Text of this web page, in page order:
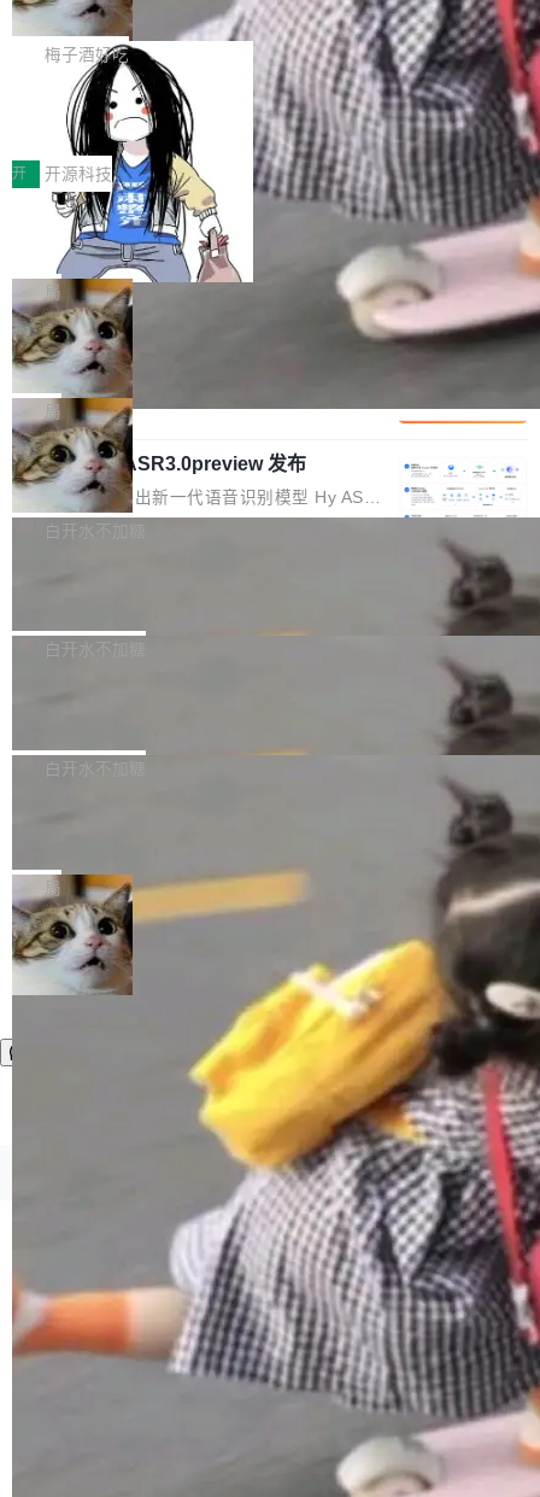
但对于金融、能源、医疗等对数据安全要求较...
Token花在哪里、算力是否被充分利用，以及持
续增长的AI成本该如何优化。 深信服AI算力网关
正是围绕这些实际问题，从Token治理和成本治
理两个方面，让用户的每一份算力都看得清、管
得住、用得稳、省得下、更安全！ 一、从现在开
始，Token使用一目...
不是一个人走。一同离开的还有 Sanjay Ghema
wat（Google 员工编号 23，Jeff Dean 二十多
年的编程搭档，MapReduce 和 Bigtable 的共同
作者）、Quoc Le（Google 大脑核心成员，Se
q2Seq 和 DocAI 的共同发明人）以及 Oriol Vin
yals（Gemini 联合负责人，AlphaSta...
字体可调、22 种语言、记忆搜索增强
打开终端就能上岗的全中文编码智能体，这一轮
把「看得清、用母语、记得住」三件事一次补
齐。 SolonCode 是什么 SolonCode 是杭州无
耳科技研发的企业级终端编码智能体——一位全
中文驱动的数字员工，自主理解需求、规划步
骤、编写代码。不挑模型、不挑平台，curl 一行
装完即用。 开源地址：Gitee · GitCode · GitHu
b 安装 支持 Java 8+（8~26）、macOS / Linu
x / Windows / Harmony PC。 # macOS / Linu
x / Harmony PC curl -fsSL https://solon.noea
r.org/solon...
梅子酒好吃
让“代码语义理解”深度释放AI Coding
价值潜能：华为云码道（CodeArts）
代码仓技术解析
一、代码仓深度理解技术的作用与价值 在软件工
程实践中，代码仓是企业核心知识资产的主要载
体。企业级代码仓库通常包含数十万乃至数百万
个文件，其规模远超单次模型调用可承载的上下
文窗口。随着项目规模的持续扩张与代码历史的
不断累积，代码仓中的模块关系、接口契约、业
务逻辑等关键信息往往分散于数十乃至数百个文
件之中，形成高度复杂的知识关联网络。传统的
代码检索手段（如关键词匹配、目录遍历）仅能
在语法层面完成文本定位，难以触及代码的语义
内涵与结构关联，导致开发者使用代码智能体在
理解大规模代码仓时面临显著"代码仓理解"瓶
颈。 代码仓深度理解服务（以下简称" CodeBas
e深度理解服务"）是华为云码道（CodeA...
开 开源科技
一条“删库”命令跑 17 小时，算法工程
师删光 89TB 数据只为干私活
最高人民检察院8月4日公布了一起案件：北京一
名90后算法工程师王某，为了给自己接的私活腾
服务器空间，删光了公司AI游戏部门的全部核心
数据。 王某2024年1月入职东城区某科技公司AI
短剧部门，有互联网大厂背景。在公司内部架构
调整期间，部门三次通知全员将数据从A集群迁
移到B集群，王某都回复了"收到"。 他没有迁移
数据。2024年9月3日下午4点，他使用此前登录
的账号密码进入A集群，输入了一条被程序员圈
称为"删库跑路"的命令——最高管理员权限、无
自研的多个文生3D和...
局
Cloudflare 分享推理优化实践：KV ca
che 量化 + 权重压缩，吞吐量提升 4
1%，成本降 30%
Kimi 和 GLM 是当前最强的大模型系列之一，但
它们有一个共同的问题：太吃显存了。月之暗面
的 Kimi K 系列和智谱的 GLM 都是长上下文、M
oE 架构的大模型，好用到让人上瘾，但 GPU 显
存永远不够用。 Cloudflare 的 Workers AI 团队
一直在跑这些模型的推理。他们在官方博客上发
整性保护。效果是：吞吐量提升 41%，每 token
局
腾讯混元 Hy ASR3.0preview 发布
腾讯混元正式推出新一代语音识别模型 Hy ASR
3.0preview。基于最新一代大语言模型 Hy3 的
让语音识别不再只是听清，而是真正听懂。通过
w 不要求标准普通话，方言识别覆盖粤语、吴语
白开水不加糖
新和少量网页兼容性修复版本。 Changes/fixe
容提供的字体时出现的几个问题 为避免音频加
质的最低采样率）的音频格式将被拒绝 修复了 C
SS 圆角虚线样式中可能存在的问题 如果表单中
的图像元素不在同一个子树中，则它们将不再关
联 加...
白开水不加糖
发布的 Release Notes，他利用 AI 工具（如 Co
最强的若干项。对于尚未正式发版的 PG 19，则
通过拉取过去一年内（从 PG 18 Beta1 时间点
至今）的所有 commit，同样交由 AI 分析提炼。
经过人工复核，准确度令人满意。这一方法也为
社区爱好者提供了高效跟踪新版本的思路。
白开水不加糖
维护工作一直与我的日常工作、家务、社交生活
和休闲娱乐竞争时间。" 这是 libexpat 维护者 S
ebastian Pipping 写在博客里的话。8 月 4 日，
他宣布了一个新消息：从 2026 年 8 月 1 日起，
他可以全职维护 libexpat 了，最长 6 个月。发
工资的是慕尼黑市政府。 libexpat 是一个 C99
编写的流式 XML 解析器，MIT 许可证。和 libx
ml2 一样，它是世界上使用最广泛的 XML 解析
库之一。你的操作系统、浏览器、无数的基础设
施软件，很可能都在用它。而过去十年，维护它
局
©OSCHINA(OSChina.NET) 京ICP备2025119063号